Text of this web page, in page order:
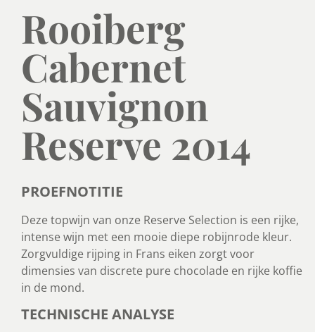
Rooiberg
Cabernet
Sauvignon
Reserve 2014
PROEFNOTITIE
Deze topwijn van onze Reserve Selection is een rijke,
intense wijn met een mooie diepe robijnrode kleur.
Zorgvuldige rijping in Frans eiken zorgt voor
dimensies van discrete pure chocolade en rijke koffie
in de mond.
TECHNISCHE ANALYSE